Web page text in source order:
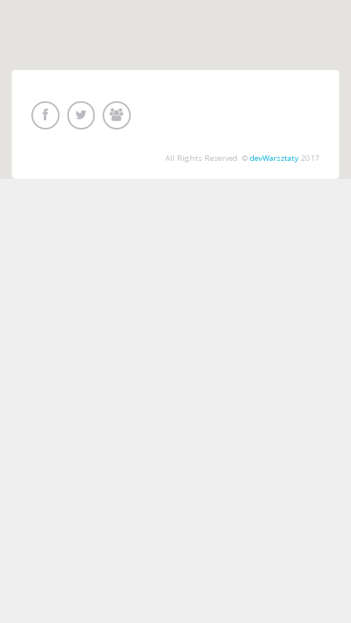
All Rights Reserved. © devWarsztaty 2017